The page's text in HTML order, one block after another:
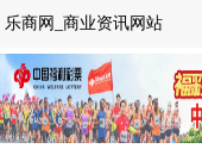
乐商网_商业资讯网站